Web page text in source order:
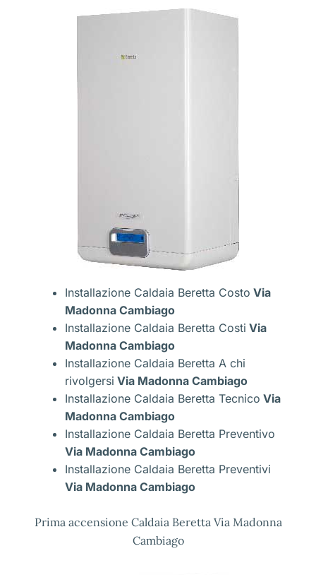
Installazione Caldaia Beretta Costo Via
Madonna Cambiago
Installazione Caldaia Beretta Costi Via
Madonna Cambiago
Installazione Caldaia Beretta A chi
rivolgersi Via Madonna Cambiago
Installazione Caldaia Beretta Tecnico Via
Madonna Cambiago
Installazione Caldaia Beretta Preventivo
Via Madonna Cambiago
Installazione Caldaia Beretta Preventivi
Via Madonna Cambiago
Prima accensione Caldaia Beretta Via Madonna
Cambiago